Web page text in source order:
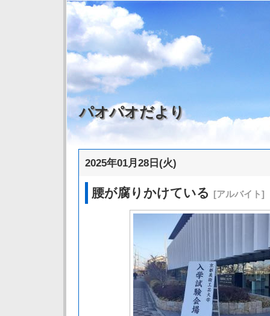
パオパオだより
2025年01月28日(火)
腰が腐りかけている [アルバイト]